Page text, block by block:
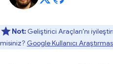
Not: Geliştirici Araçları'nı
misiniz? Google Kullanıcı